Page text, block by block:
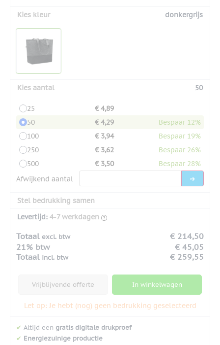
Kies kleur donkergrijs
Kies aantal 50
25
€ 4,89
50
€ 4,29
Bespaar 12%
100
€ 3,94
Bespaar 19%
250
€ 3,62
Bespaar 26%
500
€ 3,50
Bespaar 28%
Afwijkend aantal
Stel bedrukking samen
Levertijd: 4-7 werkdagen
Totaal excl. btw
€ 214,50
21% btw
€ 45,05
Totaal incl. btw € 259,55
Vrijblijvende offerte In winkelwagen
Let op: Je hebt (nog) geen bedrukking geselecteerd
✔ Altijd een gratis digitale drukproef
✔ Energiezuinige productie